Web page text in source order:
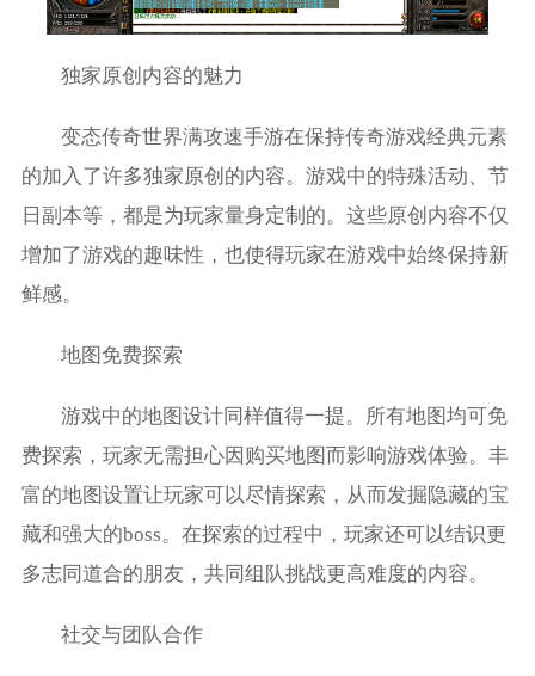
独家原创内容的魅力
变态传奇世界满攻速手游在保持传奇游戏经典元素
的加入了许多独家原创的内容。游戏中的特殊活动、节
日副本等，都是为玩家量身定制的。这些原创内容不仅
增加了游戏的趣味性，也使得玩家在游戏中始终保持新
鲜感。
地图免费探索
游戏中的地图设计同样值得一提。所有地图均可免
费探索，玩家无需担心因购买地图而影响游戏体验。丰
富的地图设置让玩家可以尽情探索，从而发掘隐藏的宝
藏和强大的boss。在探索的过程中，玩家还可以结识更
多志同道合的朋友，共同组队挑战更高难度的内容。
社交与团队合作